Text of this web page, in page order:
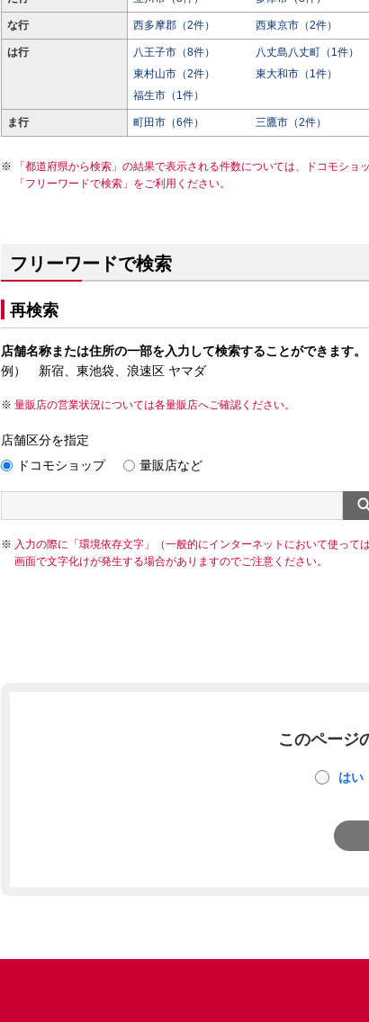
な行 西多摩郡（2件） 西東京市（2件）
は行 八王子市（8件） 八丈島八丈町（1件）
東村山市（2件）
東大和市（1件）
福生市（1件）
ま行 町田市（6件） 三鷹市（2件）
「都道府県から検索」の結果で表示される件数については、ドコモシ
「フリーワードで検索」をご利用ください。
フリーワードで検索
再検索
店舗名称または住所の一部を入力して検索することができます。
例） 新宿、東池袋、浪速区 ヤマダ
量販店の営業状況については各量販店へご確認ください。
店舗区分を指定
ドコモショップ
量販店など
入力の際に「環境依存文字」（一般的にインターネットにおいて使っ
画面で文字化けが発生する場合がありますのでご注意ください。
このページ
はい